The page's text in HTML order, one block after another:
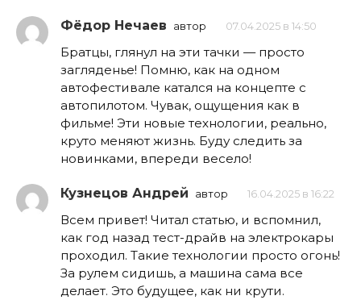
Фёдор Нечаев автор 07.04.2025 в 14:50
Братцы, глянул на эти тачки — просто
загляденье! Помню, как на одном
автофестивале катался на концепте с
автопилотом. Чувак, ощущения как в
фильме! Эти новые технологии, реально,
круто меняют жизнь. Буду следить за
новинками, впереди весело!
Кузнецов Андрей автор 16.04.2025 в 16:22
Всем привет! Читал статью, и вспомнил,
как год назад тест-драйв на электрокары
проходил. Такие технологии просто огонь!
За рулем сидишь, а машина сама все
делает. Это будущее, как ни крути.